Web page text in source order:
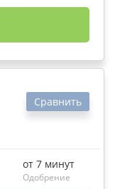
Сравнить
от 7 минут
Одобрение